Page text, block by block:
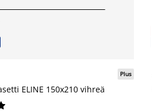
ELINE 150x210 vihreä
Plus